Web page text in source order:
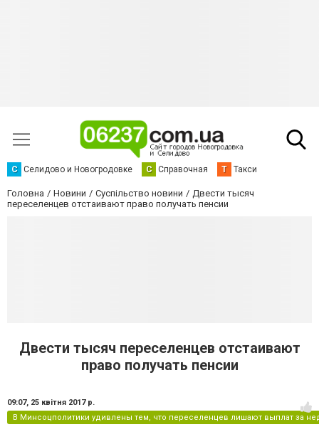
С Селидово и Новогродовке С Справочная Т Такси
Головна Новини Суспільство новини
Двести тысяч
переселенцев отстаивают право получать пенсии
Двести тысяч переселенцев отстаивают
право получать пенсии
09:07, 25 квітня 2017 р.
В Минсоцполитики удивлены тем, что переселенцев лишают выплат за